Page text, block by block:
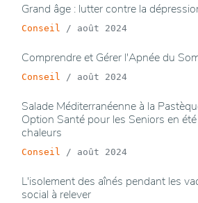
Grand âge : lutter contre la
Conseil / août 2024
Comprendre et Gérer l'Apnée du
Conseil / août 2024
Salade Méditerranéenne à la
Option Santé pour les Seniors en
chaleurs
Conseil / août 2024
L'isolement des aînés pendant les
social à relever